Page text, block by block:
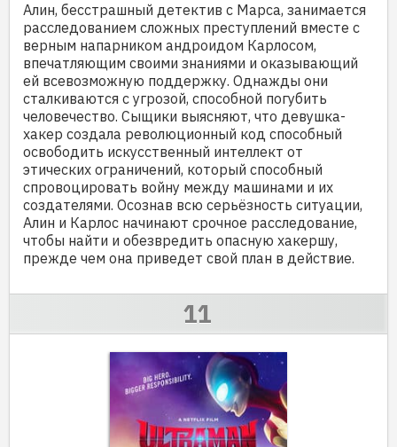
Алин, бесстрашный детектив с Марса, занимается
расследованием сложных преступлений вместе с
верным напарником андроидом Карлосом,
впечатляющим своими знаниями и оказывающий
ей всевозможную поддержку. Однажды они
сталкиваются с угрозой, способной погубить
человечество. Сыщики выясняют, что девушка-
хакер создала революционный код способный
освободить искусственный интеллект от
этических ограничений, который способный
спровоцировать войну между машинами и их
создателями. Осознав всю серьёзность ситуации,
Алин и Карлос начинают срочное расследование,
чтобы найти и обезвредить опасную хакершу,
прежде чем она приведет свой план в действие.